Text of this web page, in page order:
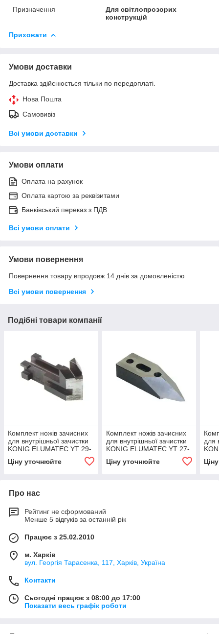
Призначення
Для світлопрозорих
конструкцій
Приховати
Умови доставки
Доставка здійснюється тільки по передоплаті.
Нова Пошта
Самовивіз
Всі умови доставки
Умови оплати
Оплата на рахунок
Оплата картою за реквізитами
Банківський переказ з ПДВ
Всі умови оплати
Умови повернення
Повернення товару впродовж 14 днів за домовленістю
Всі умови повернення
Подібні товари компанії
Комплект ножів зачисних
для внутрішньої зачистки
KONIG ELUMATEC YT 29-
Ціну уточнюйте
Комплект ножів зачисних
для внутрішньої зачистки
KONIG ELUMATEC YT 27-
Ціну уточнюйте
для
Про нас
Рейтинг не сформований
Менше 5 відгуків за останній рік
Працює з 25.02.2010
м. Харків
вул. Георгія Тарасенка, 117, Харків, Україна
Контакти
Сьогодні працює з 08:00 до 17:00
Показати весь графік роботи